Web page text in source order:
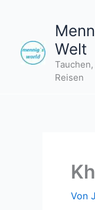
springen
Welt
Reisen
Von